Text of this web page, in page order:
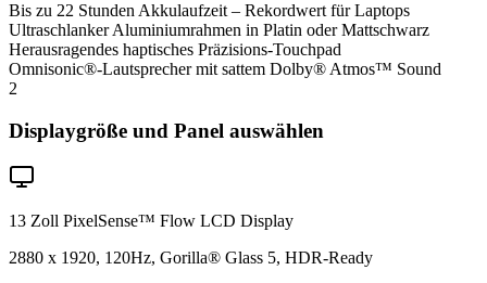
Bis zu 22 Stunden Akkulaufzeit – Rekordwert für Laptops
Ultraschlanker Aluminiumrahmen in Platin oder Mattschwarz
Herausragendes haptisches Präzisions-Touchpad
Omnisonic®-Lautsprecher mit sattem Dolby® Atmos™ Sound
2
Displaygröße und Panel auswählen
13 Zoll PixelSense™ Flow LCD Display
2880 x 1920, 120Hz, Gorilla® Glass 5, HDR-Ready